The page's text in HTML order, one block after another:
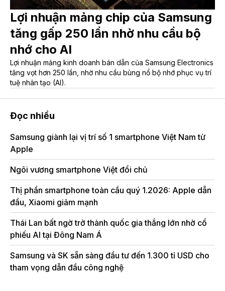
Lợi nhuận mảng chip của Samsung
tăng gấp 250 lần nhờ nhu cầu bộ
nhớ cho AI
Lợi nhuận mảng kinh doanh bán dẫn của Samsung Electronics
tăng vọt hơn 250 lần, nhờ nhu cầu bùng nổ bộ nhớ phục vụ trí
tuệ nhân tạo (AI).
Đọc nhiều
Samsung giành lại vị trí số 1 smartphone Việt Nam từ
Apple
Ngôi vương smartphone Việt đổi chủ
Thị phần smartphone toàn cầu quý 1.2026: Apple dẫn
đầu, Xiaomi giảm mạnh
Thái Lan bất ngờ trở thành quốc gia thắng lớn nhờ cổ
phiếu AI tại Đông Nam Á
Samsung và SK sẵn sàng đầu tư đến 1.300 tỉ USD cho
tham vọng dẫn đầu công nghệ